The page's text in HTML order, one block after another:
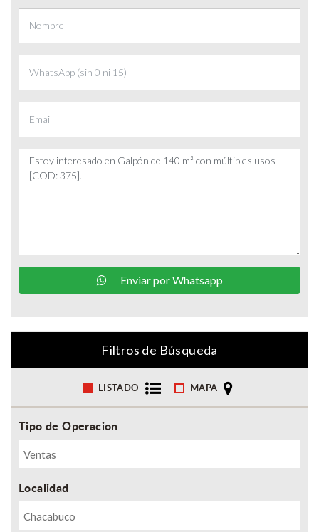
Enviar por Whatsapp
Filtros de Búsqueda
LISTADO MAPA
Tipo de Operacion
Localidad